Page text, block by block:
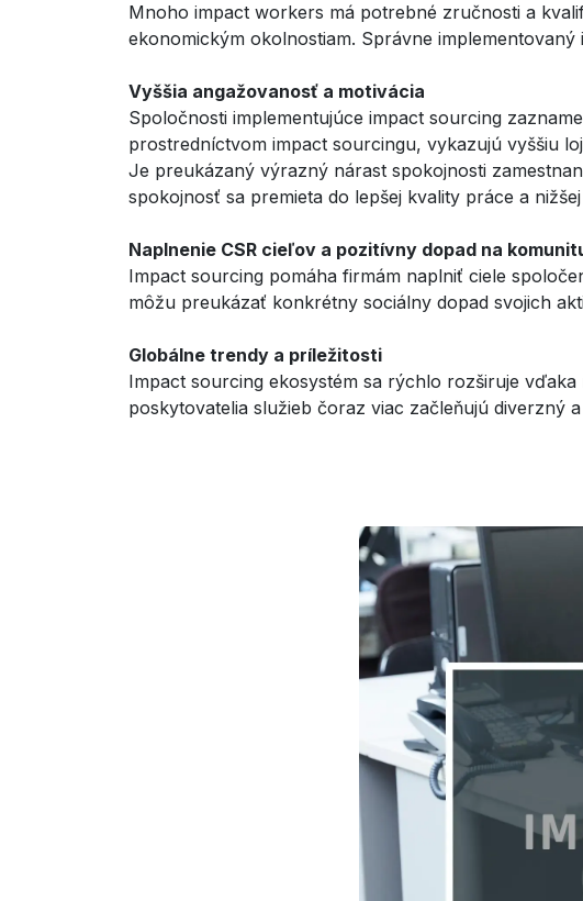
Mnoho impact workers má potrebné zručnosti a
ekonomickým okolnostiam. Správne
Vyššia angažovanosť a motivácia
Spoločnosti implementujúce impact sourcing
prostredníctvom impact sourcingu, vykazujú vyššiu
Je preukázaný výrazný nárast spokojnosti
spokojnosť sa premieta do lepšej kvality práce a
Naplnenie CSR cieľov a pozitívny dopad na
Impact sourcing pomáha firmám naplniť ciele
môžu preukázať konkrétny sociálny dopad svojich
Globálne trendy a príležitosti
Impact sourcing ekosystém sa rýchlo rozširuje
poskytovatelia služieb čoraz viac začleňujú diverzný